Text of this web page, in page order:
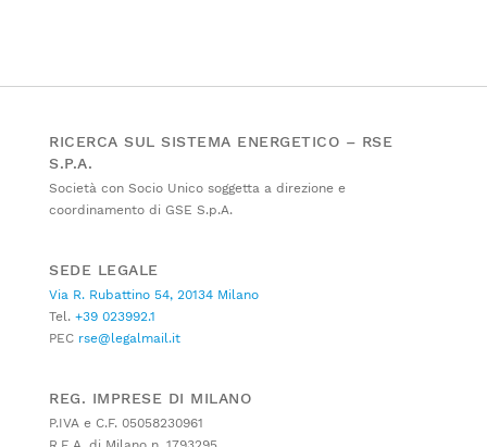
RICERCA SUL SISTEMA ENERGETICO – RSE
S.P.A.
Società con Socio Unico soggetta a direzione e
coordinamento di GSE S.p.A.
SEDE LEGALE
Via R. Rubattino 54, 20134 Milano
Tel. +39 023992.1
PEC rse@legalmail.it
REG. IMPRESE DI MILANO
P.IVA e C.F. 05058230961